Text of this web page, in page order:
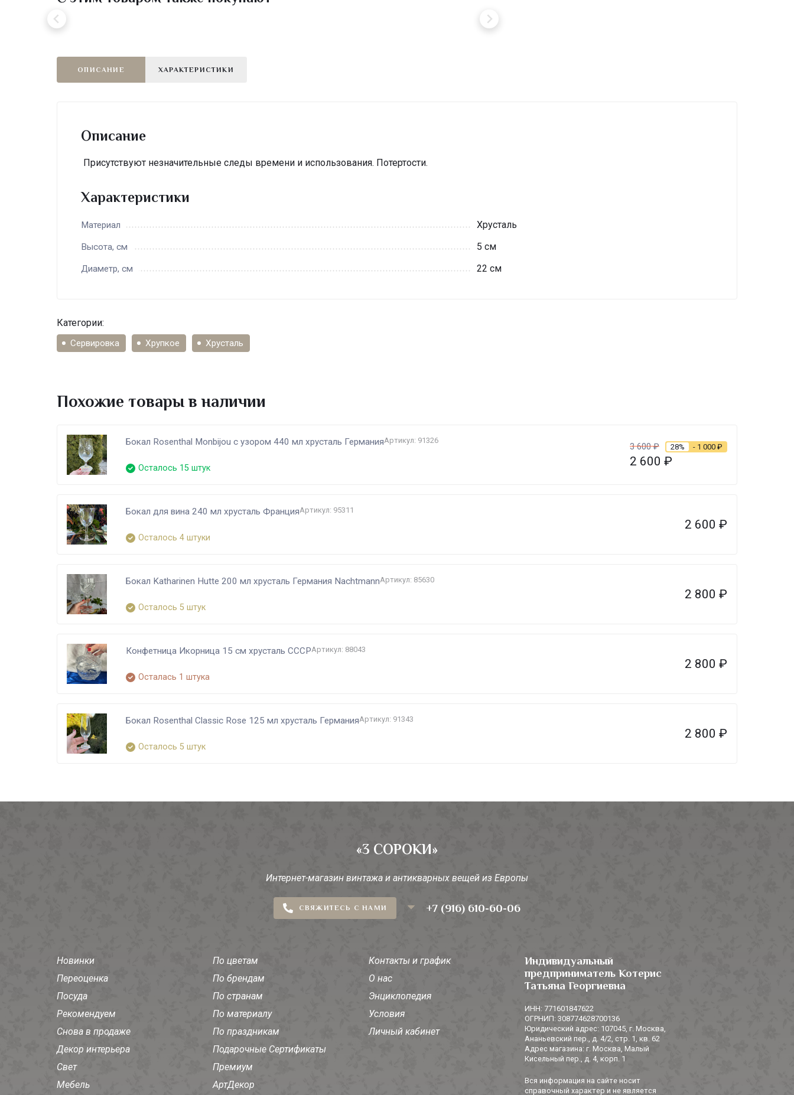
ОПИСАНИЕ ХАРАКТЕРИСТИКИ
Описание
Присутствуют незначительные следы времени и использования. Потертости.
Характеристики
Материал Хрусталь
Высота, см 5 см
Диаметр, см 22 см
Категории:
Сервировка Хрупкое Хрусталь
Похожие товары в наличии
Бокал Rosenthal Monbijou с узором 440 мл хрусталь ГерманияАртикул: 91326
Осталось 15 штук
3 600₽ 28% - 1 000 ₽
2 600 ₽
Бокал для вина 240 мл хрусталь ФранцияАртикул: 95311
Осталось 4 штуки
2 600 ₽
Бокал Katharinen Hutte 200 мл хрусталь Германия NachtmannАртикул: 85630
Осталось 5 штук
2 800 ₽
Конфетница Икорница 15 см хрусталь СССРАртикул: 88043
Осталась 1 штука
2 800 ₽
Бокал Rosenthal Classic Rose 125 мл хрусталь ГерманияАртикул: 91343
Осталось 5 штук
2 800 ₽
«3 СОРОКИ»
Интернет-магазин винтажа и антикварных вещей из Европы
СВЯЖИТЕСЬ С НАМИ +7 (916) 610-60-06
Новинки
Переоценка
Посуда
Рекомендуем
Снова в продаже
Декор интерьера
Свет
Мебель
По цветам
По брендам
По странам
По материалу
По праздникам
Подарочные Сертификаты
Премиум
АртДекор
Контакты и график
О нас
Энциклопедия
Условия
Личный кабинет
Индивидуальный
предприниматель Котерис
Татьяна Георгиевна
ИНН: 771601847622
ОГРНИП: 308774628700136
Юридический адрес: 107045, г. Москва,
Ананьевский пер., д. 4/2, стр. 1, кв. 62
Адрес магазина: г. Москва, Малый
Кисельный пер., д. 4, корп. 1
Вся информация на сайте носит
справочный характер и не является